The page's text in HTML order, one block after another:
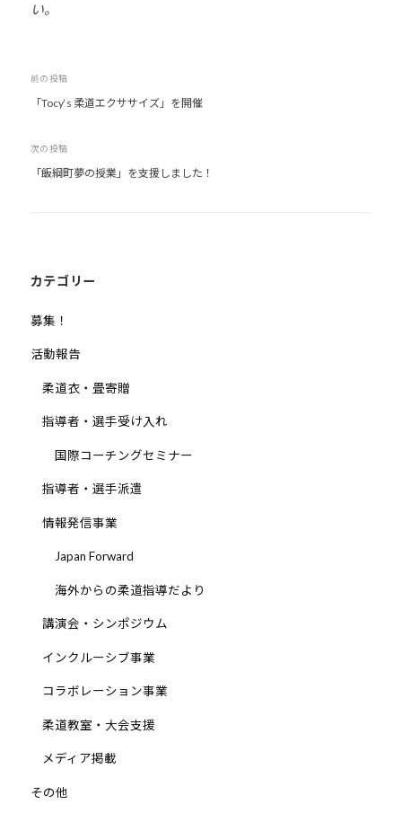
い。
投
稿
ビ
ゲ
ン
前の投稿
「Tocy‘s 柔道エクササイズ」を開催
次の投稿
「飯綱町夢の授業」を支援しました！
カテゴリー
募集！
活動報告
柔道衣・畳寄贈
指導者・選手受け入れ
国際コーチングセミナー
指導者・選手派遣
情報発信事業
Japan Forward
海外からの柔道指導だより
講演会・シンポジウム
インクルーシブ事業
コラボレーション事業
柔道教室・大会支援
メディア掲載
その他